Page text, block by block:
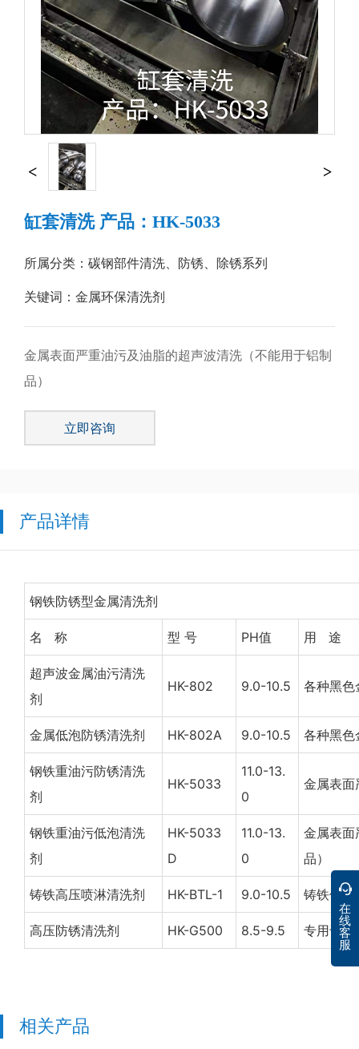
缸套清洗 产品：HK-5033
所属分类： 碳钢部件清洗、防锈、除锈系列
关键词：金属环保清洗剂
金属表面严重油污及油脂的超声波清洗（不能用于铝制
品）
立即咨询
产品详情
钢铁防锈型金属清洗剂
名 称 型 号 PH值 用 途
超声波金属油污清洗
剂
HK-802 9.0-10.5 各种黑
金属低泡防锈清洗剂 HK-802A 9.0-10.5 各种黑
钢铁重油污防锈清洗
剂
HK-5033
11.0-13.
0
金属表面
钢铁重油污低泡清洗
剂
HK-5033
D
11.0-13.
0
金属表面
品）
铸铁高压喷淋清洗剂 HK-BTL-1 9.0-10.5 铸铁件机
高压防锈清洗剂 HK-G500 8.5-9.5 专用于
相关产品
在
线
客
服